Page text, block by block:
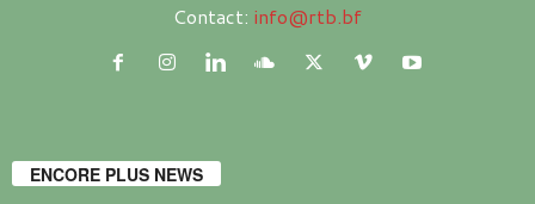
Contact: info@rtb.bf
ENCORE PLUS NEWS